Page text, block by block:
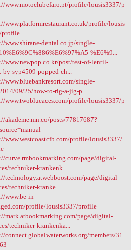
www.motoclubefaro.pt/profile/lousis3337/p
www.platformrestaurant.co.uk/profile/lousis
profile
www.shirane-dental.co.jp/single-
%E6%9...
www.newpop.co.kr/post/test-of-lentil-
by-syp4509-popped-ch...
www.bluebankresort.com/single-
09/25/how-to-rig-a-jig-p...
www.twoblueaces.com/profile/lousis3337/p
akademe.mn.co/posts/77817687?
www.westcoastcfb.com/profile/lousis3337/
curve.rmbookmarking.com/page/digital-
techniker-krankenk...
technology.atwebboost.com/page/digital-
techniker-kranke...
www.be-in-
profile/lousis3337/profile
mark.atbookmarking.com/page/digital-
techniker-krankenka...
connect.globalwaterworks.org/members/31